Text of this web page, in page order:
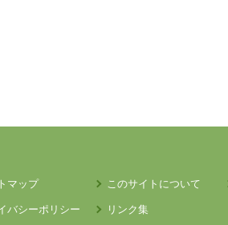
マップ このサイトについて
バシーポリシー
リンク集